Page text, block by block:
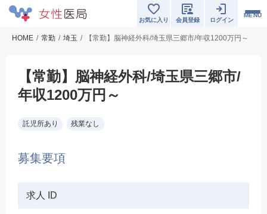
MENU
お気に入り 会員登録 ログイン
HOME 常勤 埼玉 【常勤】脳神経外科/埼玉県三郷市/年収1200万円～
【常勤】脳神経外科/埼玉県三郷市/
年収1200万円～
託児所あり 残業なし
募集要項
求人 ID